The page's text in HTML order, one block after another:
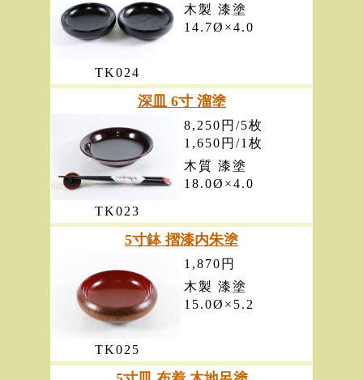
TK024
木製 漆塗
14.7Ø×4.0
深皿 6寸 溜塗
TK023
8,250円/5枚
1,650円/1枚
木質 漆塗
18.0Ø×4.0
5寸鉢 摺漆内朱塗
TK025
1,870円
木製 漆塗
15.0Ø×5.2